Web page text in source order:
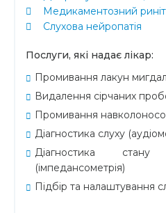
Медикаментозний риніт
Слухова нейропатія
Послуги, які надає лікар:
Промивання лакун
Видалення сірчаних
Промивання
Діагностика слуху
Діагностика
(імпедансометрія)
Підбір та налаштування